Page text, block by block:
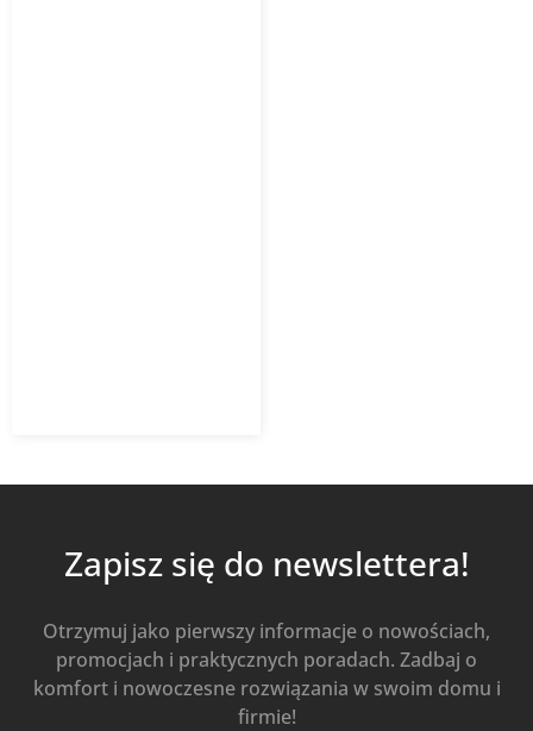
Zapisz się do newslettera!
Otrzymuj jako pierwszy informacje o nowościach,
promocjach i praktycznych poradach. Zadbaj o
komfort i nowoczesne rozwiązania w swoim domu i
firmie!